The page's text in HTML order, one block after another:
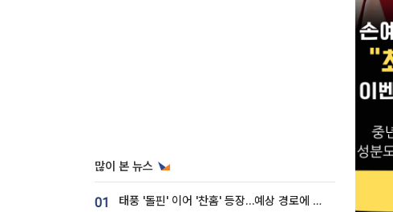
많이 본 뉴스
01 태풍 '돌핀' 이어 '찬홈' 등장…예상 경로에 한국 '한숨'